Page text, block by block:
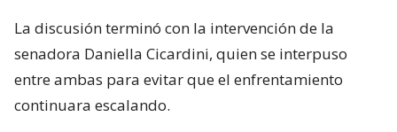
La discusión terminó con la intervención de la
senadora Daniella Cicardini, quien se interpuso
entre ambas para evitar que el enfrentamiento
continuara escalando.